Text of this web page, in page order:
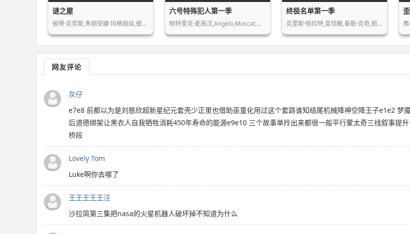
谜之屋
彼得·克劳斯,朱丽安娜·玛格丽丝,彼得…
六号特殊犯人第一季
帕特里克·麦高汉,Angelo,Muscat,…
终极名单第一季
克里斯·帕拉特,吴恬敏,泰勒·克奇,丽…
网友评论
灰仔
e7e8 前都以为是刘慈欣超新星纪元套壳少正里也借助巫童化用过这个套路谁知结尾机械降神空降王子e1e2
后道德绑架让黑衣人自我牺牲消耗450年寿命的能源e9e10 三个故事单拎出来都很一般平行蒙太奇三线叙事提
桥段
Lovely Tom
Luke啊你去哪了
王王王王王汪
沙拉简第三集把nasa的火星机器人破坏掉不知道为什么